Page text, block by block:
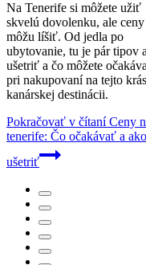
Na Tenerife si môžete užiť
skvelú dovolenku, ale ceny
môžu líšiť. Od jedla po
ubytovanie, tu je pár tipov
ušetriť a čo môžete
pri nakupovaní na tejto
kanárskej destinácii.
Pokračovať v čítaníCeny
tenerife: Čo očakávať a ako
ušetriť